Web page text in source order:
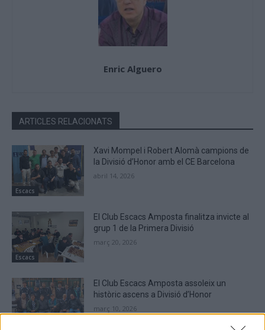
Enric Alguero
ARTICLES RELACIONATS
Escacs
Xavi Mompel i Robert Alomà campions de
la Divisió d’Honor amb el CE Barcelona
abril 14, 2026
Escacs
El Club Escacs Amposta finalitza invicte al
grup 1 de la Primera Divisió
març 20, 2026
El Club Escacs Amposta assoleix un
històric ascens a Divisió d’Honor
març 10, 2026